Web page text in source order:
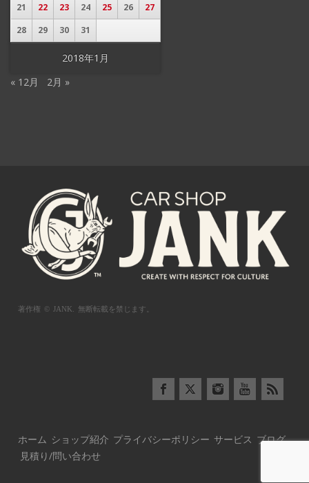
2018年1月
21
22 23 24 25 26
27
28
29 30 31
« 12月 2月 »
著作権 © JANK. 無断転載を禁じます。
ホーム ショップ紹介 プライバシーポリシー サービス ブログ
見積り/問い合わせ